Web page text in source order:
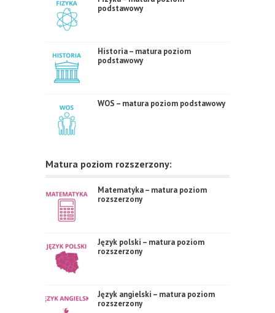
podstawowy
Historia – matura poziom
podstawowy
WOS – matura poziom podstawowy
Matura poziom rozszerzony:
Matematyka – matura poziom
rozszerzony
Język polski – matura poziom
rozszerzony
Język angielski – matura poziom
rozszerzony